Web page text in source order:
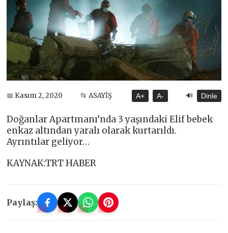
📅 Kasım 2, 2020 📂 ASAYİŞ A+ A- 🔊 Dinle
Doğanlar Apartmanı’nda 3 yaşındaki Elif bebek
enkaz altından yaralı olarak kurtarıldı.
Ayrıntılar geliyor…
KAYNAK:TRT HABER
Paylaş: